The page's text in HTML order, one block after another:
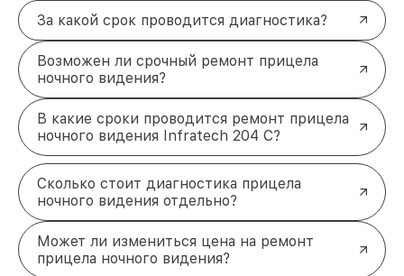
За какой срок проводится диагностика?
Возможен ли срочный ремонт прицела
ночного видения?
В какие сроки проводится ремонт прицела
ночного видения Infratech 204 С?
Сколько стоит диагностика прицела
ночного видения отдельно?
Может ли измениться цена на ремонт
прицела ночного видения?